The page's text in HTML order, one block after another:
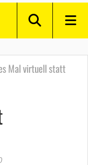
Mal virtuell statt